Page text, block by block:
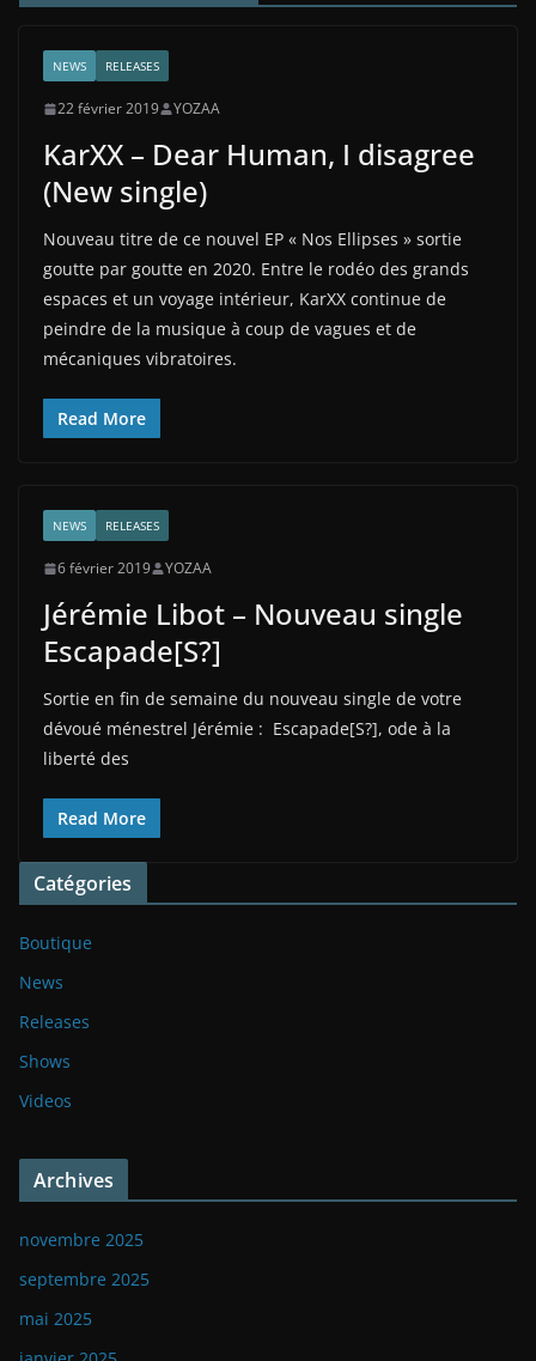
NEWS RELEASES
22 février 2019 YOZAA
KarXX – Dear Human, I disagree
(New single)
Nouveau titre de ce nouvel EP « Nos Ellipses » sortie
goutte par goutte en 2020. Entre le rodéo des grands
espaces et un voyage intérieur, KarXX continue de
peindre de la musique à coup de vagues et de
mécaniques vibratoires.
Read More
NEWS RELEASES
6 février 2019 YOZAA
Jérémie Libot – Nouveau single
Escapade[S?]
Sortie en fin de semaine du nouveau single de votre
dévoué ménestrel Jérémie : Escapade[S?], ode à la
liberté des
Read More
Catégories
Boutique
News
Releases
Shows
Videos
Archives
novembre 2025
septembre 2025
mai 2025